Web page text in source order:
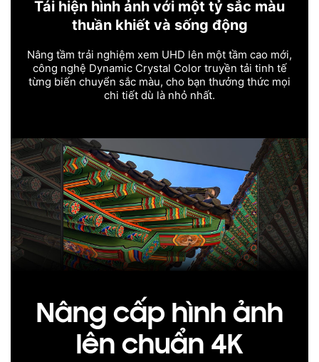
Tái hiện hình ảnh với một tỷ sắc màu
thuần khiết và sống động
Nâng tầm trải nghiệm xem UHD lên một tầm cao mới,
công nghệ Dynamic Crystal Color truyền tải tinh tế
từng biến chuyển sắc màu, cho bạn thưởng thức mọi
chi tiết dù là nhỏ nhất.
Nâng cấp hình ảnh
lên chuẩn 4K